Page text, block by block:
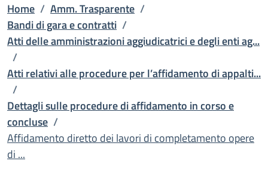
Home / Amm. Trasparente /
Bandi di gara e contratti /
Atti delle amministrazioni aggiudicatrici e degli enti ag...
/
Atti relativi alle procedure per l’affidamento di appalti...
/
Dettagli sulle procedure di affidamento in corso e
concluse /
Affidamento diretto dei lavori di completamento opere
di ...